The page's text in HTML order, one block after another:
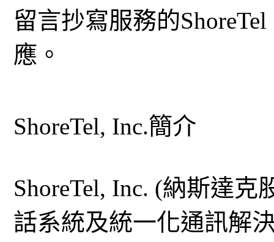
留言抄寫服務的
應。
ShoreTel, Inc.簡介
ShoreTel, Inc. (納斯達
話系統及統一化通訊解